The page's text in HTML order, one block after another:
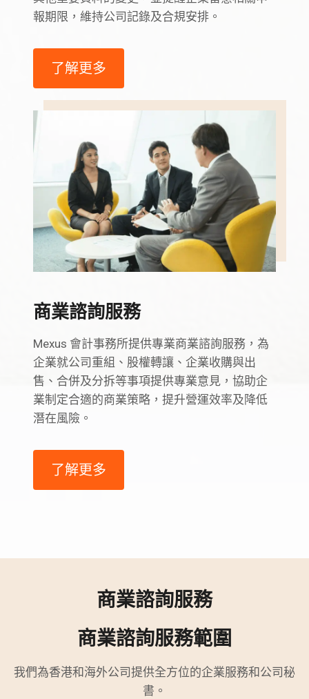
報期限，維持公司記錄及合規安排。
了解更多
商業諮詢服務
Mexus 會計事務所提供專業商業諮詢服務，為
企業就公司重組、股權轉讓、企業收購與出
售、合併及分拆等事項提供專業意見，協助企
業制定合適的商業策略，提升營運效率及降低
潛在風險。
了解更多
商業諮詢服務
商業諮詢服務範圍
我們為香港和海外公司提供全方位的企業服務和公司秘
書。